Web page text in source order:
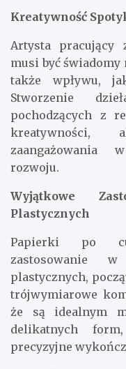
Kreatywność
Artysta
musi być
także wpływu,
Stworzenie
pochodzących z
kreatywności,
zaangażowania
rozwoju.
Wyjątkowe
Plastycznych
Papierki po
zastosowanie
plastycznych,
trójwymiarowe
że są idealnym
delikatnych
precyzyjne